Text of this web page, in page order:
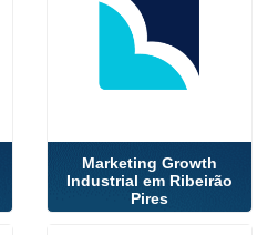
Marketing Growth
Industrial em Ribeirão
Pires